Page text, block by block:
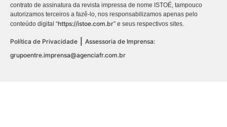
contrato de assinatura da revista impressa de nome ISTOÉ, tampouco
autorizamos terceiros a fazê-lo, nos responsabilizamos apenas pelo
conteúdo digital “https://istoe.com.br” e seus respectivos sites.
Política de Privacidade
Assessoria de Imprensa:
grupoentre.imprensa@agenciafr.com.br